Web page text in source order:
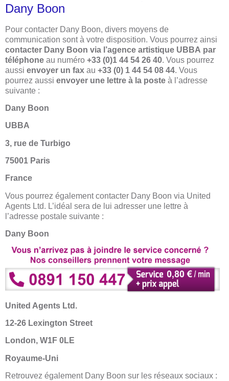
Dany Boon
Pour contacter Dany Boon, divers moyens de
communication sont à votre disposition. Vous pourrez ainsi
contacter Dany Boon via l’agence artistique UBBA par
téléphone au numéro +33 (0)1 44 54 26 40. Vous pourrez
aussi envoyer un fax au +33 (0) 1 44 54 08 44. Vous
pourrez aussi envoyer une lettre à la poste à l’adresse
suivante :
Dany Boon
UBBA
3, rue de Turbigo
75001 Paris
France
Vous pourrez également contacter Dany Boon via United
Agents Ltd. L’idéal sera de lui adresser une lettre à
l’adresse postale suivante :
Dany Boon
United Agents Ltd.
12-26 Lexington Street
London, W1F 0LE
Royaume-Uni
Retrouvez également Dany Boon sur les réseaux sociaux :